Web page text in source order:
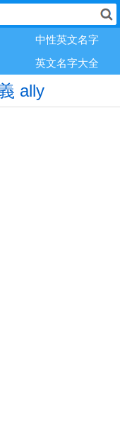
中性英文名字
英文名字大全
ally